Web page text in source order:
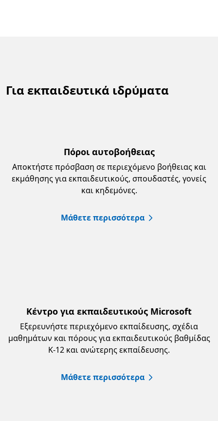
Για εκπαιδευτικά ιδρύματα
Πόροι αυτοβοήθειας
Αποκτήστε πρόσβαση σε περιεχόμενο βοήθειας και
εκμάθησης για εκπαιδευτικούς, σπουδαστές, γονείς
και κηδεμόνες.
Μάθετε περισσότερα
Κέντρο για εκπαιδευτικούς Microsoft
Εξερευνήστε περιεχόμενο εκπαίδευσης, σχέδια
μαθημάτων και πόρους για εκπαιδευτικούς βαθμίδας
K-12 και ανώτερης εκπαίδευσης.
Μάθετε περισσότερα